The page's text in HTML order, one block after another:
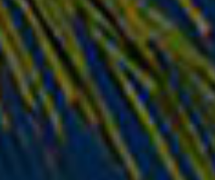
- 60%
ΑΝΤΑΛΛΑΚΤΙΚΆ LAPTOP